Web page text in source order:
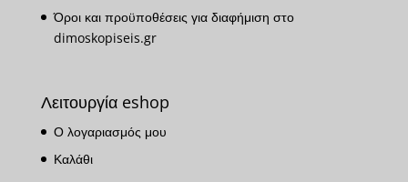
Όροι και προϋποθέσεις για διαφήμιση στο
dimoskopiseis.gr
Λειτουργία eshop
Ο λογαριασμός μου
Καλάθι